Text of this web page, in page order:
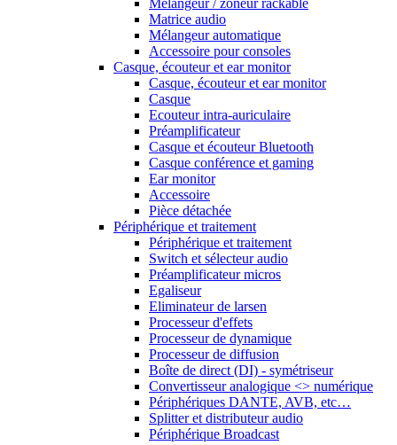
Mélangeur / zoneur rackable
Matrice audio
Mélangeur automatique
Accessoire pour consoles
Casque, écouteur et ear monitor
Casque, écouteur et ear monitor
Casque
Ecouteur intra-auriculaire
Préamplificateur
Casque et écouteur Bluetooth
Casque conférence et gaming
Ear monitor
Accessoire
Pièce détachée
Périphérique et traitement
Périphérique et traitement
Switch et sélecteur audio
Préamplificateur micros
Egaliseur
Eliminateur de larsen
Processeur d'effets
Processeur de dynamique
Processeur de diffusion
Boîte de direct (DI) - symétriseur
Convertisseur analogique <> numérique
Périphériques DANTE, AVB, etc…
Splitter et distributeur audio
Périphérique Broadcast